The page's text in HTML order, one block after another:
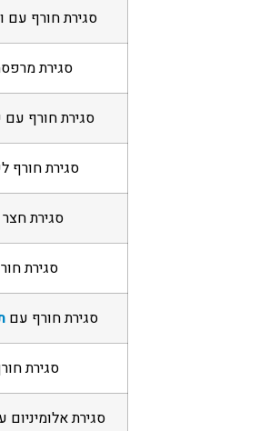
סגירת חורף עם
סגירת
סגירת חורף עם
סגירת חורף
סגירת חצר
סגירת
סגירת חורף עם
סגירת
סגירת אלומיניום